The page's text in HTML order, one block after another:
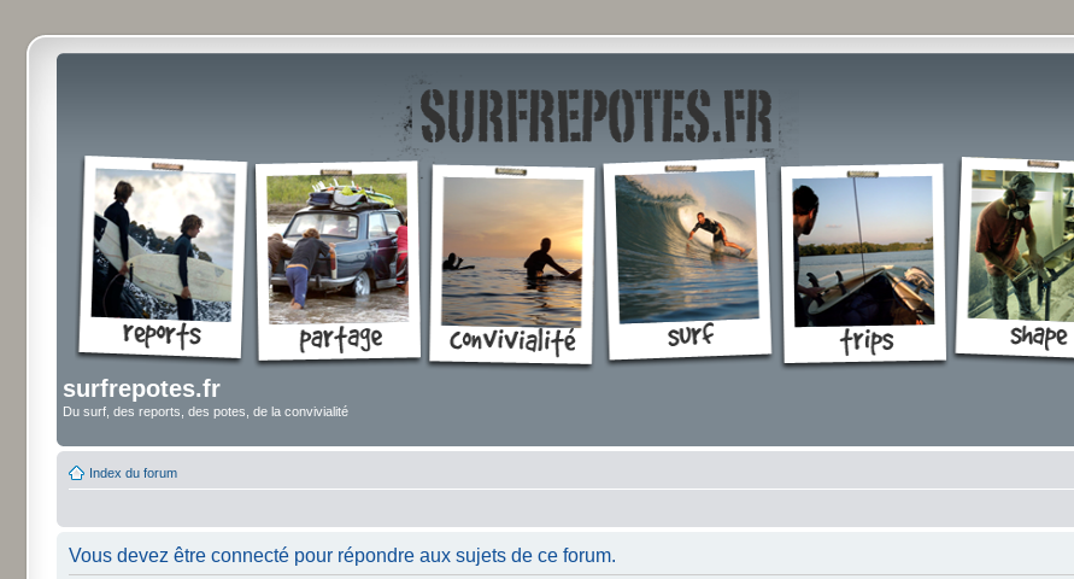
surfrepotes.fr
Du surf, des reports, des potes, de la convivialité
Index du forum
Vous devez être connecté pour répondre aux sujets de ce forum.